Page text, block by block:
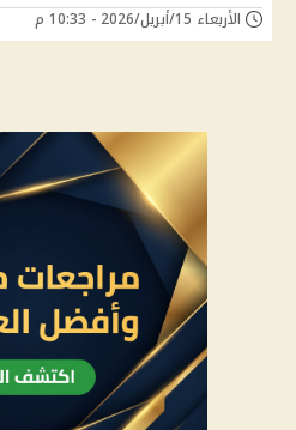
الأربعاء 15/أبريل/2026 - 10:33 م